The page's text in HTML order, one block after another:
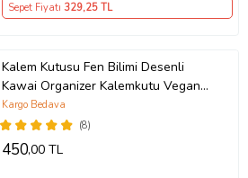
Sepet Fiyatı 329,25 TL
Kalem Kutusu Fen Bilimi Desenli
Kawai Organizer Kalemkutu Vegan
Deri Üç Bölmeli Kalemlik
(8)
Kargo Bedava
450,00 TL